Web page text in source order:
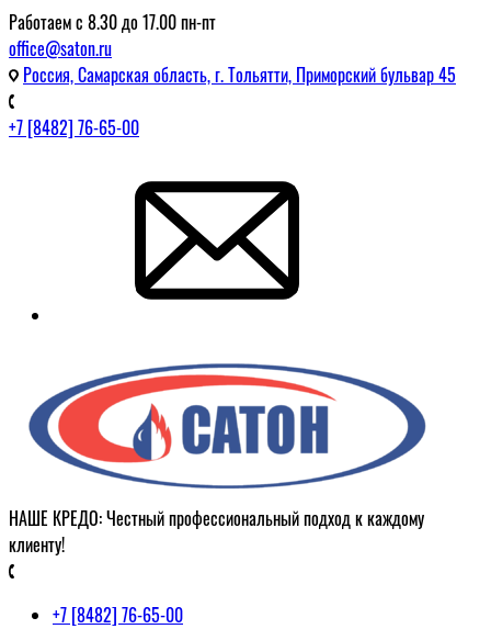
Работаем с 8.30 до 17.00 пн-пт
office@saton.ru
Россия, Самарская область, г. Тольятти, Приморский бульвар 45
+7 [8482] 76-65-00
НАШЕ КРЕДО: Честный профессиональный подход к каждому
клиенту!
+7 [8482] 76-65-00